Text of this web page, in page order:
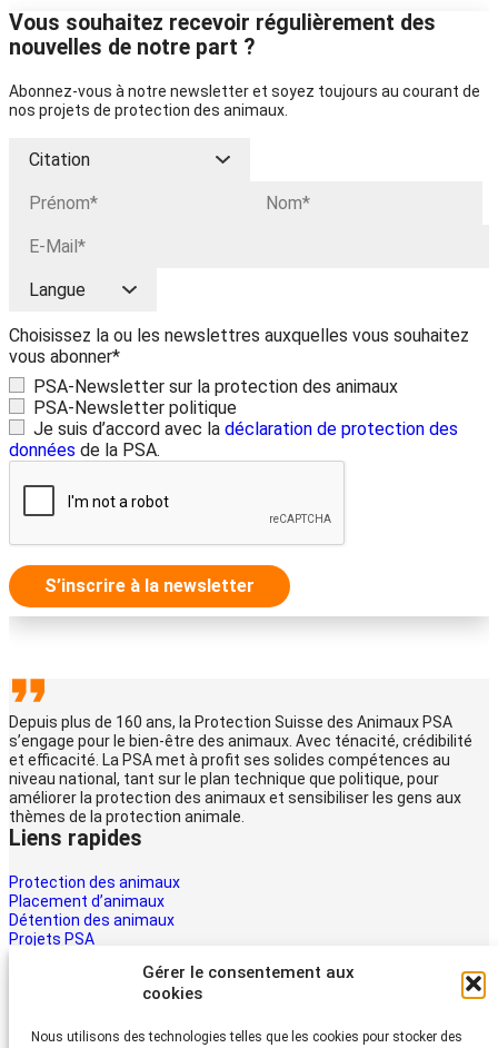
Gérer le consentement aux
cookies
Nous utilisons des technologies telles que les cookies pour stocker des
Vous souhaitez recevoir régulièrement des
nouvelles de notre part ?
Abonnez-vous à notre newsletter et soyez toujours au courant de
nos projets de protection des animaux.
Choisissez la ou les newslettres auxquelles vous souhaitez
vous abonner*
PSA-Newsletter sur la protection des animaux
PSA-Newsletter politique
Je suis d’accord avec la déclaration de protection des
données de la PSA.
S’inscrire à la newsletter
Depuis plus de 160 ans, la Protection Suisse des Animaux PSA
s’engage pour le bien-être des animaux. Avec ténacité, crédibilité
et efficacité. La PSA met à profit ses solides compétences au
niveau national, tant sur le plan technique que politique, pour
améliorer la protection des animaux et sensibiliser les gens aux
thèmes de la protection animale.
Liens rapides
Protection des animaux
Placement d’animaux
Détention des animaux
Projets PSA